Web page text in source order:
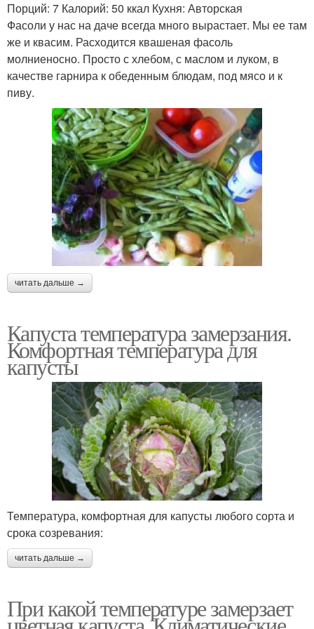
Порций: 7 Калорий: 50 ккал Кухня: Авторская
Фасоли у нас на даче всегда много вырастает. Мы ее там
же и квасим. Расходится квашеная фасоль
молниеносно. Просто с хлебом, с маслом и луком, в
качестве гарнира к обеденным блюдам, под мясо и к
пиву.
читать дальше →
Капуста температура замерзания.
Комфортная температура для
капусты
Температура, комфортная для капусты любого сорта и
срока созревания:
читать дальше →
При какой температуре замерзает